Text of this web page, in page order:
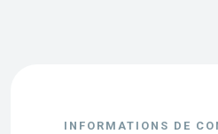
INFORMATIONS DE